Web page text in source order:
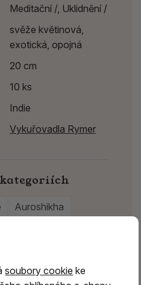
Meditační /, Uklidnění /
svěže květinová,
exotická, opojná
20 cm
10 ks
Indie
Vykuřovadla Rymer
Auroshikha
soubory cookie ke